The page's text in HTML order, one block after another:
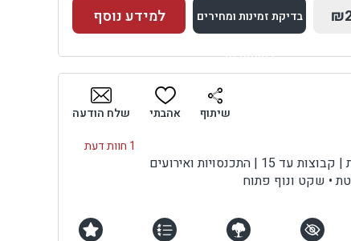
בדיקת זמינות ומחירים
למתחם זה
בדיקת זמינות ומחירים
למידע נוסף
1 חוות דעת
ואירועים
• שקט ונוף פתוח
שיתוף אהבתי שלח הודעה